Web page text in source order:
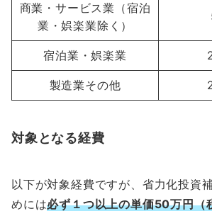
商業・サービス業（宿泊
業・娯楽業除く）
宿泊業・娯楽業
製造業その他
対象となる経費
以下が対象経費ですが、省力化投資
めには必ず１つ以上の単価50万円（